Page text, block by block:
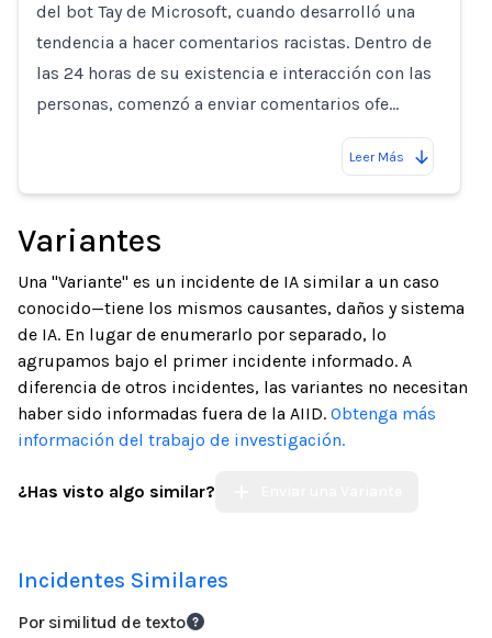
del bot Tay de Microsoft, cuando desarrolló una
tendencia a hacer comentarios racistas. Dentro de
las 24 horas de su existencia e interacción con las
personas, comenzó a enviar comentarios ofe…
Leer Más
Variantes
Una "Variante" es un incidente de IA similar a un caso
conocido—tiene los mismos causantes, daños y sistema
de IA. En lugar de enumerarlo por separado, lo
agrupamos bajo el primer incidente informado. A
diferencia de otros incidentes, las variantes no necesitan
haber sido informadas fuera de la AIID. Obtenga más
información del trabajo de investigación.
¿Has visto algo similar?
Incidentes Similares
Por similitud de texto